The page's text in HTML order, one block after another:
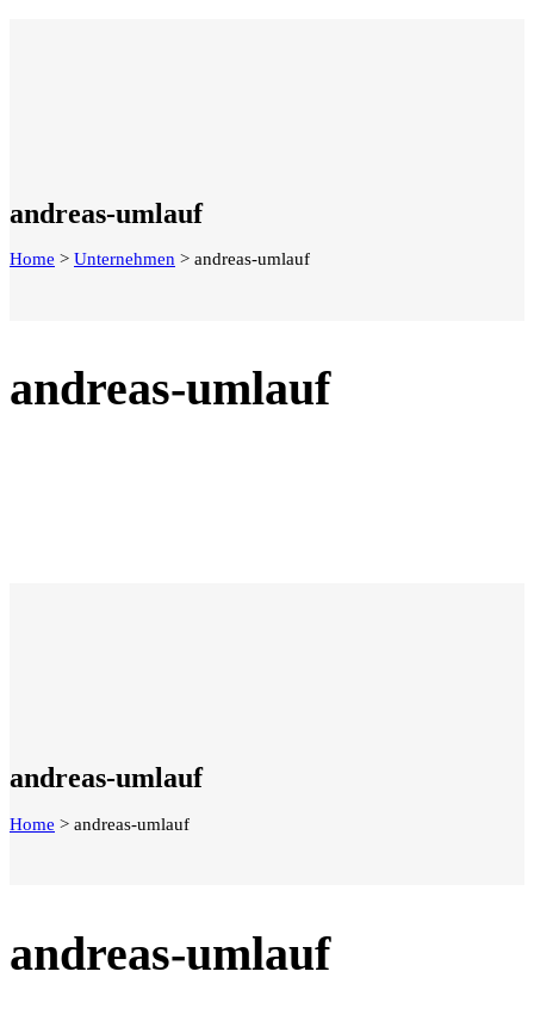
andreas-umlauf
Home > Unternehmen > andreas-umlauf
andreas-umlauf
andreas-umlauf
Home > andreas-umlauf
andreas-umlauf